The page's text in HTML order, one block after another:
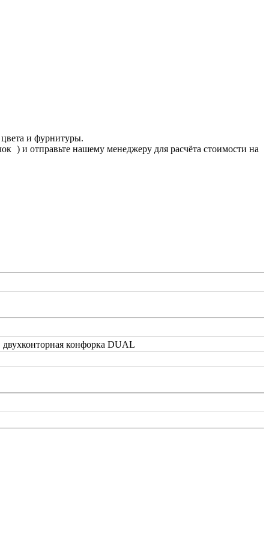
цвета и фурнитуры.
) и отправьте нашему менеджеру для расчёта стоимости на
двухконторная конфорка DUAL